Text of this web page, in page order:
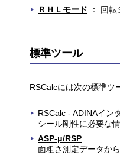
ＲＨＬモード ： 回
標準ツール
RSCalcには次の標準ツ
RSCalc - ADINAイン
シール剛性に必要な
ASP-μ/RSP
面粗さ測定データか